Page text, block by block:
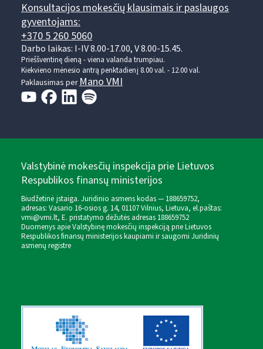
Konsultacijos mokesčių klausimais ir paslaugos
gyventojams:
+370 5 260 5060
Darbo laikas: I-IV 8.00-17.00, V 8.00-15.45.
Prieššventinę dieną - viena valanda trumpiau.
Kiekvieno mėnesio antrą penktadienį 8.00 val. - 12.00 val.
Paklausimas perMano VMI
Valstybinė mokesčių inspekcija prie Lietuvos
Respublikos finansų ministerijos
Biudžetinė įstaiga. Juridinio asmens kodas — 188659752,
adresas: Vasario 16-osios g. 14, 01107 Vilnius, Lietuva, el.paštas:
vmi@vmi.lt, E. pristatymo dėžutės adresas 188659752
Duomenys apie Valstybinę mokesčių inspekciją prie Lietuvos
Respublikos finansų ministerijos kaupiami ir saugomi Juridinių
asmenų registre